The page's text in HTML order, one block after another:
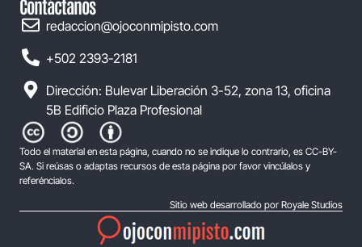
Contáctanos
redaccion@ojoconmipisto.com
+502 2393-2181
Dirección: Bulevar Liberación 3-52, zona 13, oficina
5B Edificio Plaza Profesional
Todo el material en esta página, cuando no se indique lo contrario, es CC-BY-
SA. Si reúsas o adaptas recursos de esta página por favor vincúlalos y
referéncialos.
Sitio web desarrollado por Royale Studios